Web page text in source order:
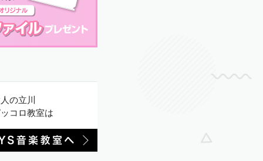
の立川
コロ教室は